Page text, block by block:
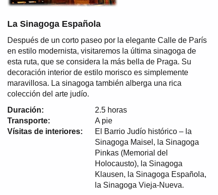
La Sinagoga Española
Después de un corto paseo por la elegante Calle de París
en estilo modernista, visitaremos la última sinagoga de
esta ruta, que se considera la más bella de Praga. Su
decoración interior de estilo morisco es simplemente
maravillosa. La sinagoga también alberga una rica
colección del arte judío.
Duración:
2.5 horas
Transporte:
A pie
Vísitas de interiores:
El Barrio Judío histórico – la
Sinagoga Maisel, la Sinagoga
Pinkas (Memorial del
Holocausto), la Sinagoga
Klausen, la Sinagoga Española,
la Sinagoga Vieja-Nueva.